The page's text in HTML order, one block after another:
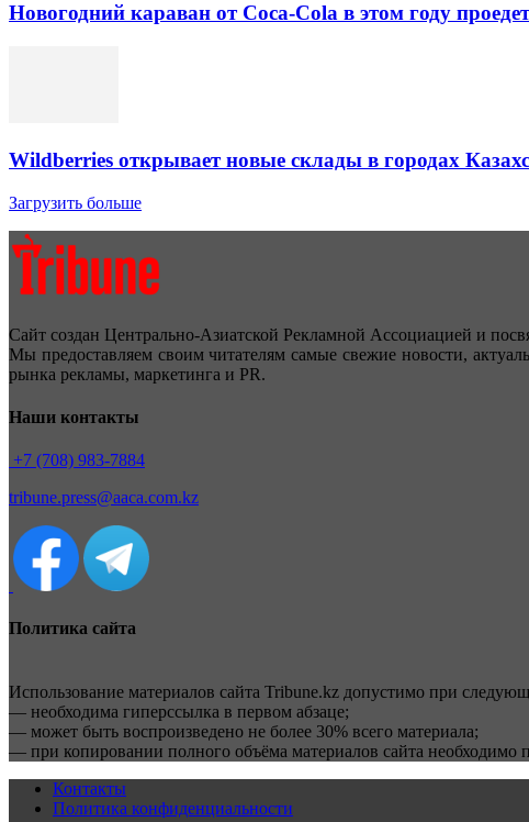
Новогодний караван от Coca-Cola в этом году
Wildberries открывает новые склады в городах
Загрузить больше
Сайт создан Центрально-Азиатской Рекламной Ассоциацией и
Мы предоставляем своим читателям самые свежие новости,
рынка рекламы, маркетинга и PR.
Наши контакты
+7 (708) 983-7884
tribune.press@aaca.com.kz
Политика сайта
Использование материалов сайта Tribune.kz допустимо при
— необходима гиперссылка в первом абзаце;
— может быть воспроизведено не более 30% всего материала;
— при копировании полного объёма материалов сайта необходимо
Контакты
Политика конфиденциальности